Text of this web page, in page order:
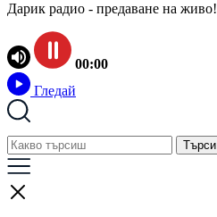
Дарик радио - предаване на живо!
00:00
Гледай